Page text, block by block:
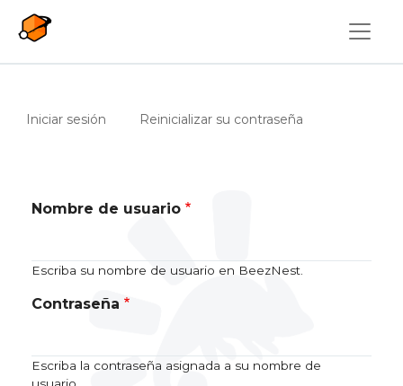
Solapas principales
Iniciar sesión (solapa activa)
Reinicializar su contraseña
Nombre de usuario
Escriba su nombre de usuario en BeezNest.
Contraseña
Escriba la contraseña asignada a su nombre de
usuario.